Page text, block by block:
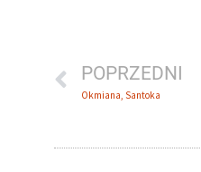
POPRZEDNI
Okmiana, Santoka